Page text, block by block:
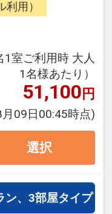
セットになっ
事なし＞プラ
に組み合わせ
ッケージだか
ろん周遊旅行
の宿泊や延
自在です。
にはフライ
用）
1室ご利用時 大人
1名様あたり）
51,100円
月09日00:45時点)
選択
ン、3部屋タイプ